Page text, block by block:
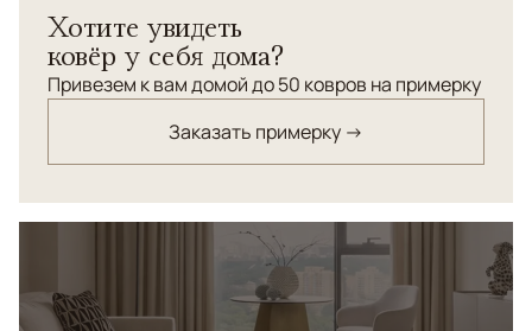
Хотите увидеть
ковёр у себя дома?
Привезем к вам домой до 50 ковров на примерку
Заказать примерку →